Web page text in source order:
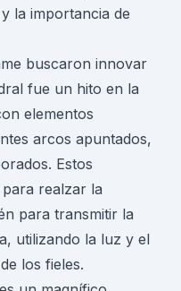
la importancia de
buscaron innovar
fue un hito en la
elementos
arcos apuntados,
Estos
realzar la
para transmitir la
utilizando la luz y el
los fieles.